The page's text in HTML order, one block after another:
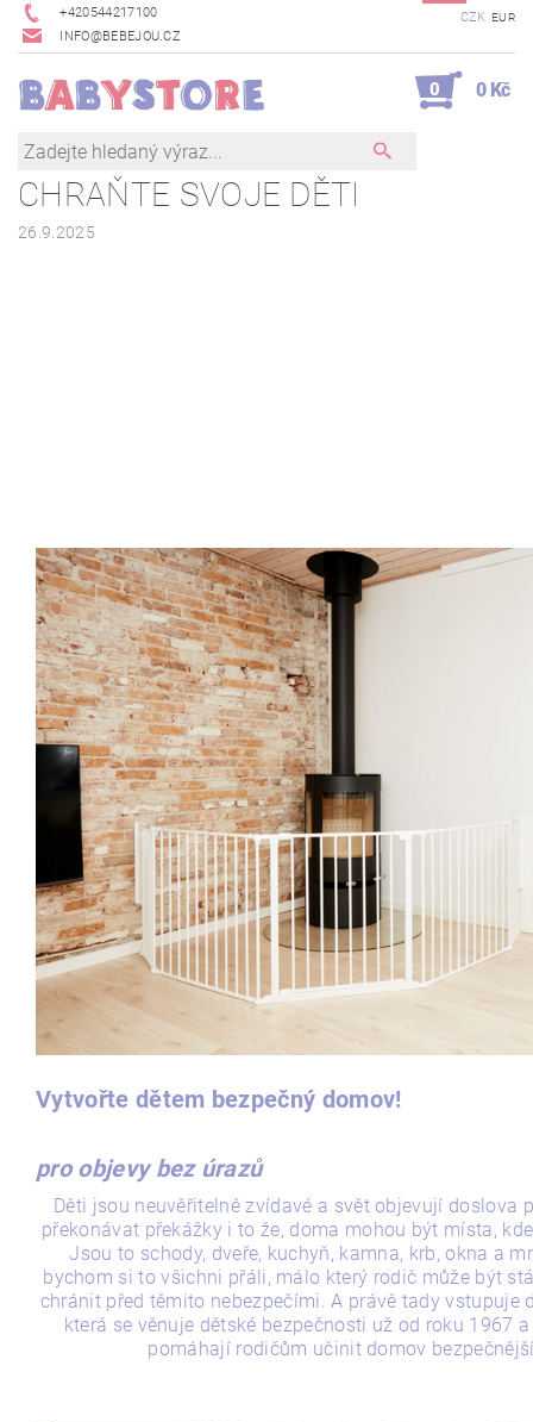
+420544217100
INFO@BEBEJOU.CZ
CZK EUR
0 0 Kč
CHRAŇTE SVOJE DĚTI
26.9.2025
Vytvořte dětem bezpečný domov!
pro objevy bez úrazů
Děti jsou neuvěřitelně zvídavé a svět objevují doslova
překonávat překážky i to že, doma mohou být místa,
Jsou to schody, dveře, kuchyň, kamna, krb, okna a
bychom si to všichni přáli, málo který rodič může být
chránit před těmito nebezpečími. A právě tady vstupuje
která se věnuje dětské bezpečnosti už od roku 1967
pomáhají rodičům učinit domov